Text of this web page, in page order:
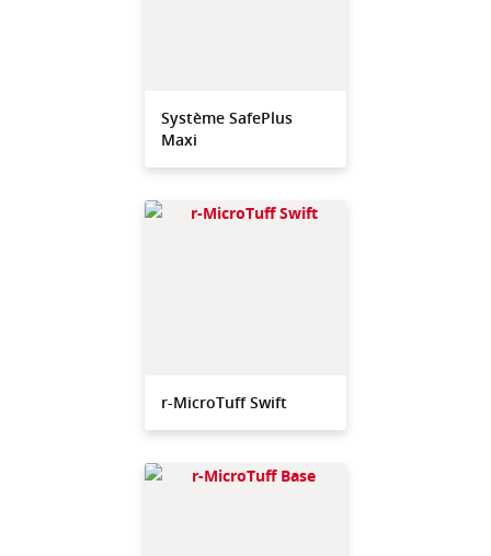
Système SafePlus
Maxi
r-MicroTuff Swift